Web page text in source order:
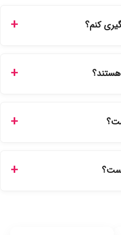
کنم؟
مرسوله را مشاهده کنید.
دارای بچ‌کد قابل استعلام هستند.
انتخاب کنید و برای شهرستان‌ها بین یک الی ۳ روز کاری از طریق